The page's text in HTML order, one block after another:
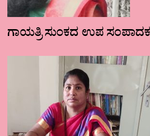
ಗಾಯತ್ರಿ ಸುಂಕದ ಉಪ